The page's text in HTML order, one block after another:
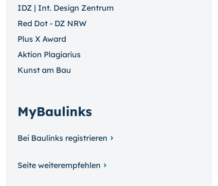
IDZ | Int. Design Zentrum
Red Dot - DZ NRW
Plus X Award
Aktion Plagiarius
Kunst am Bau
MyBaulinks
Bei Baulinks registrieren
Seite weiterempfehlen